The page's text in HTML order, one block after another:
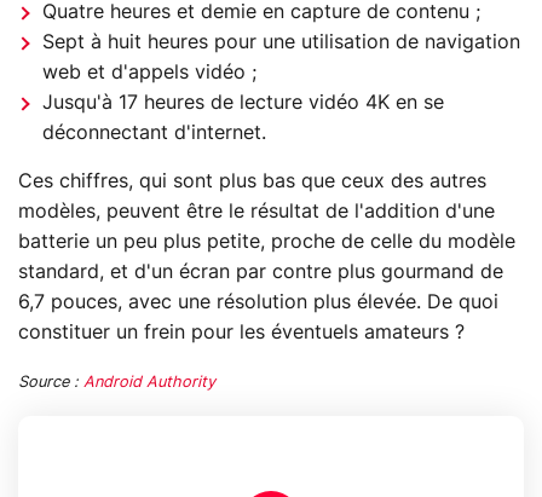
Quatre heures et demie en capture de contenu ;
Sept à huit heures pour une utilisation de navigation
web et d'appels vidéo ;
Jusqu'à 17 heures de lecture vidéo 4K en se
déconnectant d'internet.
Ces chiffres, qui sont plus bas que ceux des autres
modèles, peuvent être le résultat de l'addition d'une
batterie un peu plus petite, proche de celle du modèle
standard, et d'un écran par contre plus gourmand de
6,7 pouces, avec une résolution plus élevée. De quoi
constituer un frein pour les éventuels amateurs ?
Source : Android Authority